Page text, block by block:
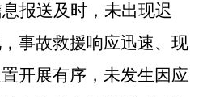
报送及时，未出现迟
事故救援响应迅速、现
开展有序，未发生因应